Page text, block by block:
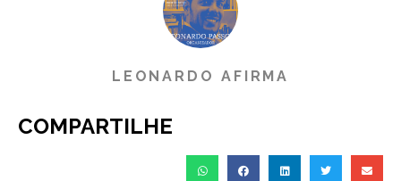
LEONARDO AFIRMA
COMPARTILHE